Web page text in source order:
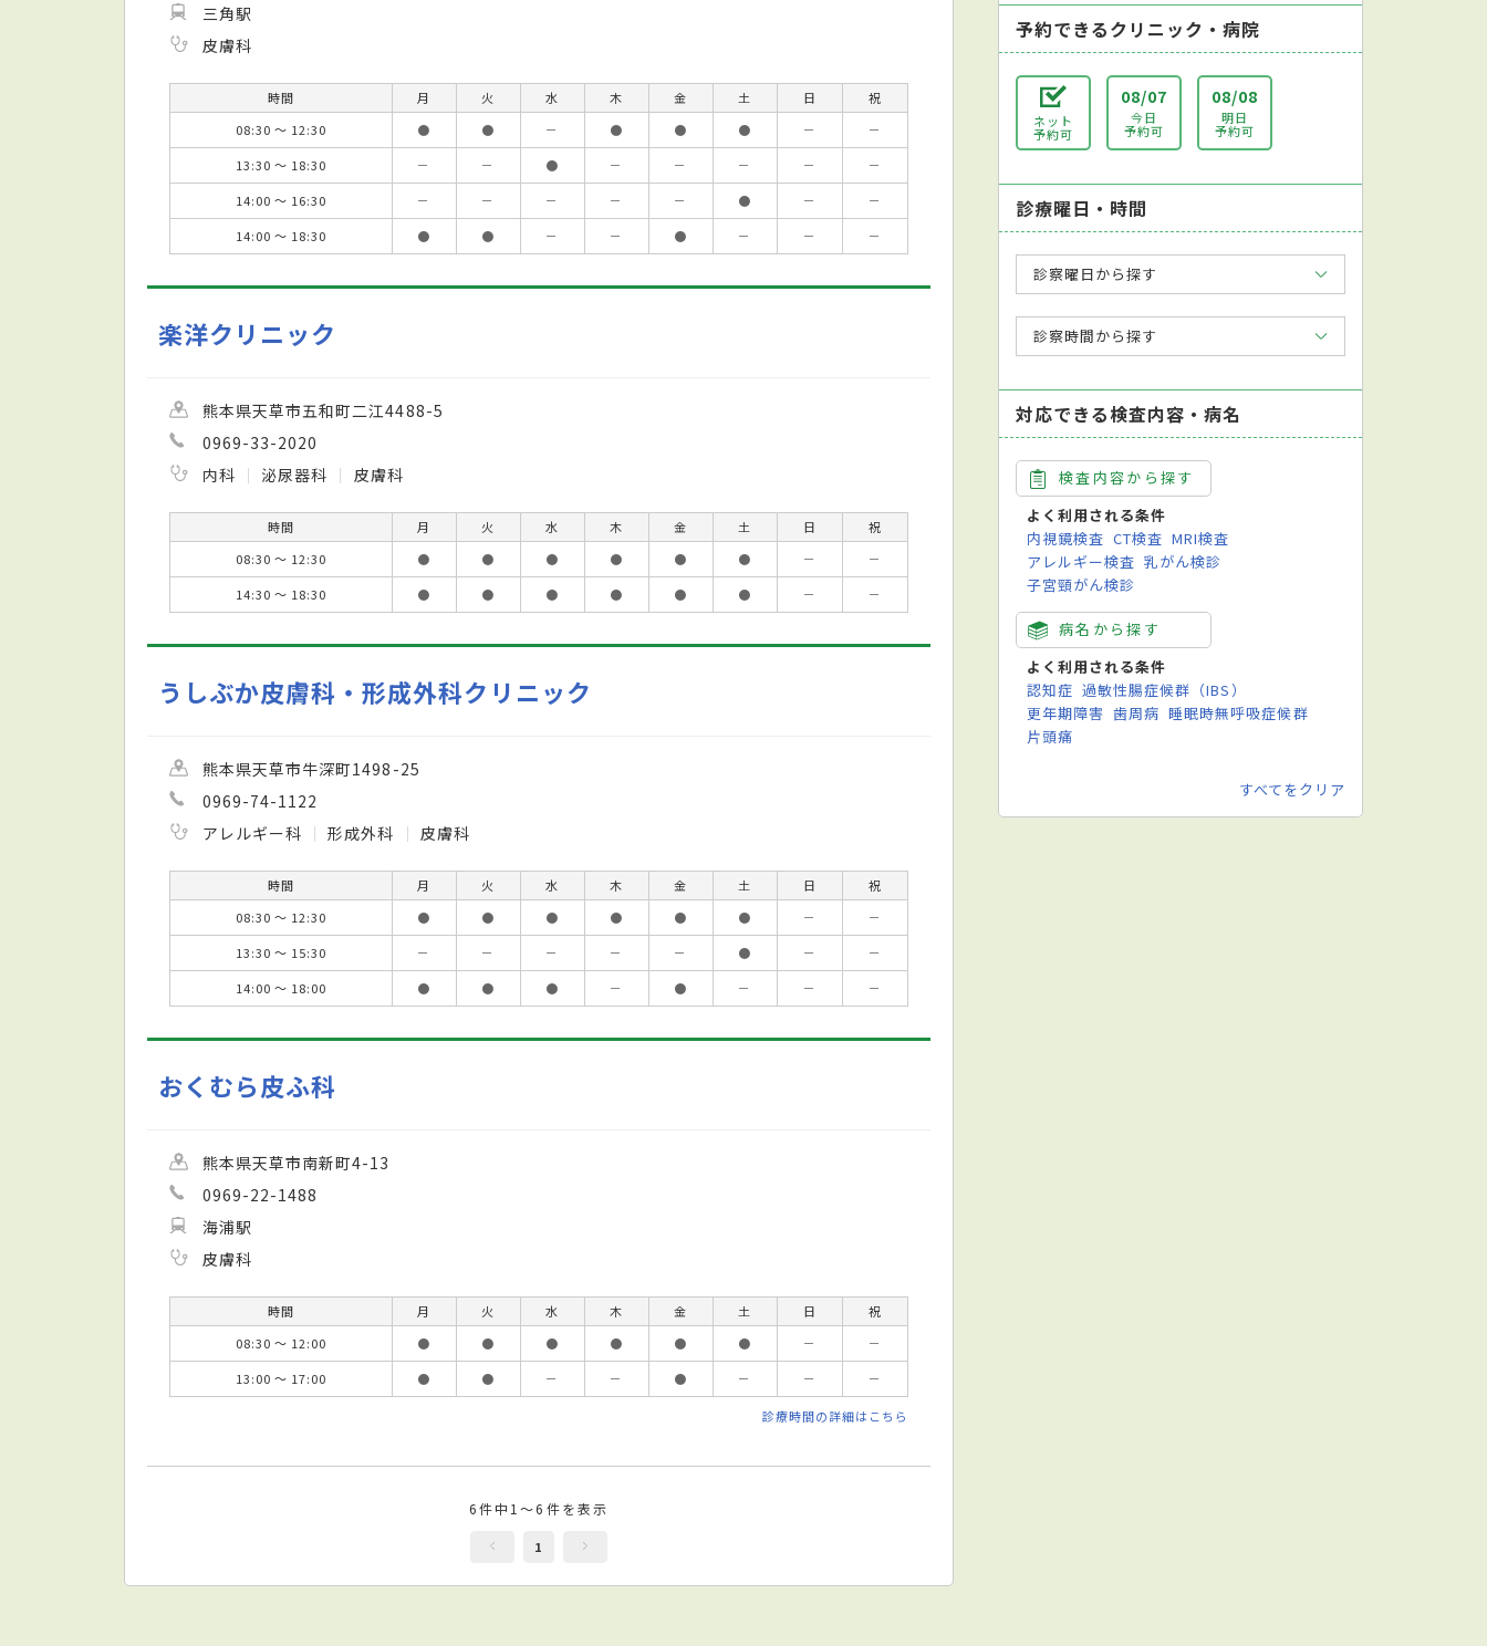
三角駅
皮膚科
時間 月 火 水 木 金 土 日
祝
08:30 ～ 12:30
● ● － ● ● ● －
－
13:30 ～ 18:30
－ － ● － － － －
－
14:00 ～ 16:30
－ － － － － ● －
－
14:00 ～ 18:30
● ● － － ● － － －
楽洋クリニック
熊本県天草市五和町二江4488-5
0969-33-2020
内科
泌尿器科 皮膚科
時間 月 火 水 木 金 土 日
祝
08:30 ～ 12:30
● ● ● ● ● ● －
－
14:30 ～ 18:30
● ● ● ● ● ● － －
うしぶか皮膚科・形成外科クリニック
熊本県天草市牛深町1498-25
0969-74-1122
アレルギー科
形成外科 皮膚科
時間 月 火 水 木 金 土 日
祝
08:30 ～ 12:30
● ● ● ● ● ● －
－
13:30 ～ 15:30
－ － － － － ● －
－
14:00 ～ 18:00
● ● ● － ● － － －
おくむら皮ふ科
熊本県天草市南新町4-13
0969-22-1488
海浦駅
皮膚科
時間 月 火 水 木 金 土 日
祝
08:30 ～ 12:00
● ● ● ● ● ● －
－
13:00 ～ 17:00
● ● － － ● － － －
診療時間の詳細はこちら
6件中1～6件を表示
1
予約できるクリニック・病院
ネット
予約可
08/07
今日
予約可
08/08
明日
予約可
診療曜日・時間
診察曜日から探す
診察時間から探す
対応できる検査内容・病名
検査内容から探す
よく利用される条件
内視鏡検査 CT検査 MRI検査
アレルギー検査 乳がん検診
子宮頸がん検診
病名から探す
よく利用される条件
認知症 過敏性腸症候群（IBS）
更年期障害 歯周病 睡眠時無呼吸症候群
片頭痛
すべてをクリア